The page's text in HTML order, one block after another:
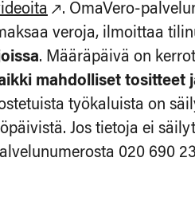
. OmaVero-
veroja, ilmoittaa
. Määräpäivä on
mahdolliset tositteet
työkaluista on
Jos tietoja ei
020 690